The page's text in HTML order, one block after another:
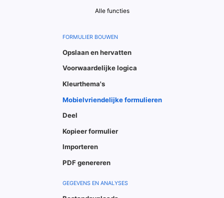
Alle functies
FORMULIER BOUWEN
Opslaan en hervatten
Voorwaardelijke logica
Kleurthema's
Mobielvriendelijke formulieren
Deel
Kopieer formulier
Importeren
PDF genereren
GEGEVENS EN ANALYSES